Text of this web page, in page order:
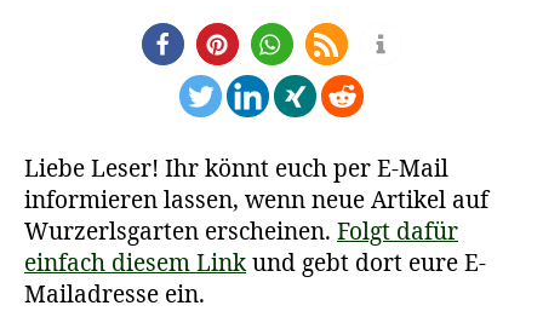
Liebe Leser! Ihr könnt euch per E-Mail
informieren lassen, wenn neue Artikel auf
Wurzerlsgarten erscheinen. Folgt dafür
einfach diesem Linkund gebt dort eure E-
Mailadresse ein.